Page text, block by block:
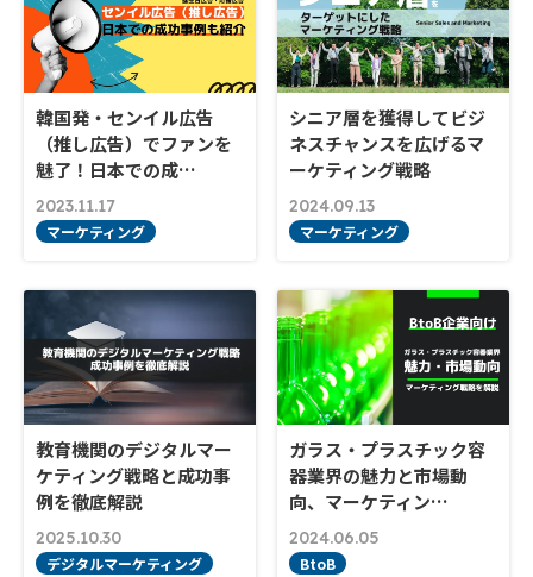
韓国発・センイル広告
（推し広告）でファンを
魅了！日本での成…
2023.11.17
マーケティング
シニア層を獲得してビジ
ネスチャンスを広げるマ
ーケティング戦略
2024.09.13
マーケティング
教育機関のデジタルマー
ケティング戦略と成功事
例を徹底解説
2025.10.30
デジタルマーケティング
ガラス・プラスチック容
器業界の魅力と市場動
向、マーケティン…
2024.06.05
BtoB